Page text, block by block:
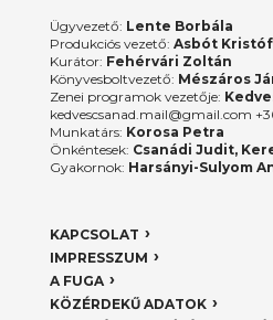
Ügyvezető: Lente Borbála
Produkciós vezető: Asbót Kristóf
Kurátor: Fehérvári Zoltán
Könyvesboltvezető: Mészáros
Zenei programok vezetője:
kedvescsanad.mail@gmail.com
Munkatárs: Korosa Petra
Önkéntesek: Csanádi Judit,
Gyakornok: Harsányi-Sulyom
KAPCSOLAT
IMPRESSZUM
A FUGA
KÖZÉRDEKŰ ADATOK